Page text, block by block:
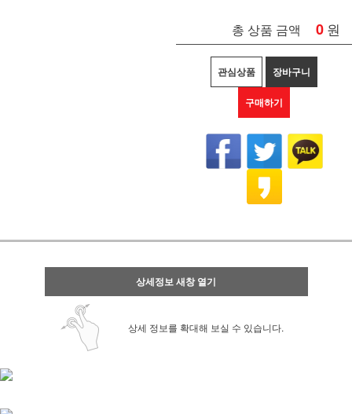
총 상품 금액 0 원
관심상품 장바구니
구매하기
상세정보 새창 열기
상세 정보를 확대해 보실 수 있습니다.